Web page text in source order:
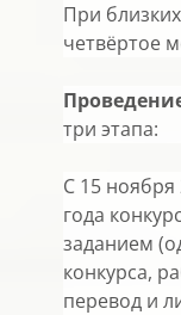
При
четвёртое
три этапа:
С 15 ноября
года
заданием
конкурса,
перевод и